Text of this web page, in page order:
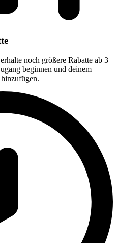
noch größere Rabatte ab 3
beginnen und deinem